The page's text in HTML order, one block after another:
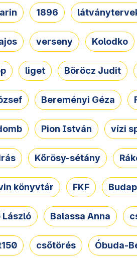
1896
verseny Kolodko
liget Böröcz Judit
Bereményi Géza
Pion István vízi
Kőrösy-sétány
könyvtár FKF
László Balassa Anna
csőtörés Óbuda-